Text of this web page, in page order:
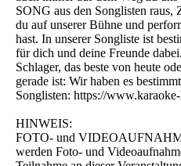
SONG aus den Songlisten raus,
du auf unserer Bühne und
hast. In unserer Songliste ist
für dich und deine Freunde
Schlager, das beste von heute
gerade ist: Wir haben es
Songlisten: https://
HINWEIS:
FOTO- und
werden Foto- und